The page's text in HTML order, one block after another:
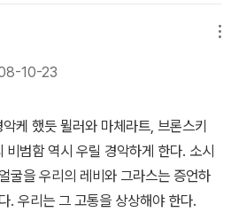
‘과거의 극복’ 타령을 하며 취했던 방
않았을까 싶다. 내키지 않는 해후를
러 박사의 편지가 도착한지 8일 뒤에
세상에
분일까. 물질을 지배하는 건 정신이라
구하고, 치열한 실험으로 입증된 사실
레비의 <주기율표>는 가히 인생책이
위해서는 불순물중의 불순물이 필요하
키워내려면 그래야 한다.” - 프리모
刊
인. 자신들과 함께 살고 있음에도 유대
그림자처럼 되어 버렸던 유대인들의 모
한칸 한칸을 채워가다 보면 어느새 인
역사가 완성된다. 그 마지막에 채워
까? 그것은...
이야기를 보거나 들을 때, 나는 차마,
히 억울함이라는 단어로 표현할 수
의 한계다 - 어느 만큼인지 도저히 가
장을 열 때는 이 아름답고 강인한 영
떤 슬픔을 줄 지도 가늠할 수 없었다.
어서 슬픈 것이 아니라, 그가 이미 죽
선택을 했다는 것이, 나는 슬프다. 하
, 왜인지 그가 자살을 선택한 것이 당연
일까.이기적이고 무관심한 대다수에
10-23
케 했듯 뮐러와 마체라트, 브론스키
범함 역시 우릴 경악하게 한다. 소시
굴을 우리의 레비와 그라스는 증언하
고 있다. 레비는 몸소 절망했다. 우리는 그 고통을 상상해야 한다.